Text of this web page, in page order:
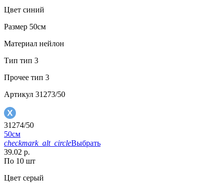
Цвет синий
Размер 50см
Материал нейлон
Тип тип 3
Прочее тип 3
Артикул 31273/50
31274/50
50см
checkmark_alt_circleВыбрать
39.02 р.
По 10 шт
Цвет серый